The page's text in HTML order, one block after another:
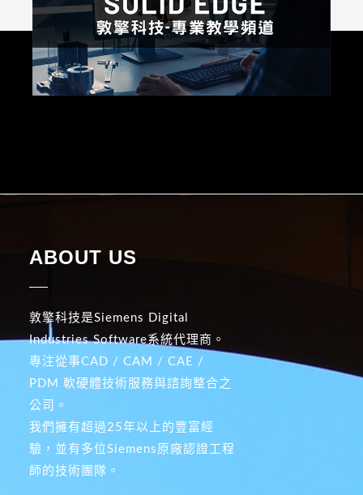
ABOUT US
敦擎科技是Siemens Digital
Industries Software系統代理商。
專注從事CAD / CAM / CAE /
PDM 軟硬體技術服務與諮詢整合之
公司。
我們擁有超過25年以上的豐富經
驗，並有多位Siemens原廠認證工程
師的技術團隊。